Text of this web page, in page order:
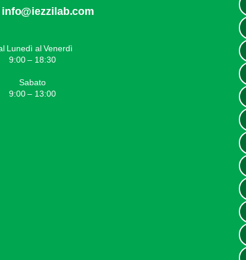
info@iezzilab.com
Lunedì al Venerdì
9:00 – 18:30
Sabato
9:00 – 13:00